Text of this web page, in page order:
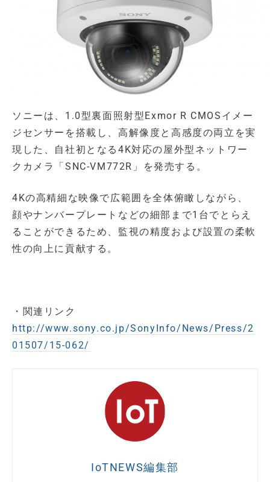
ソニーは、1.0型裏面照射型Exmor R CMOSイメー
ジセンサーを搭載し、高解像度と高感度の両立を実
現した、自社初となる4K対応の屋外型ネットワー
クカメラ「SNC-VM772R」を発売する。
4Kの高精細な映像で広範囲を全体俯瞰しながら、
顔やナンバープレートなどの細部まで1台でとらえ
ることができるため、監視の精度および設置の柔軟
性の向上に貢献する。
・関連リンク
http://www.sony.co.jp/SonyInfo/News/Press/2
01507/15-062/
IoTNEWS編集部